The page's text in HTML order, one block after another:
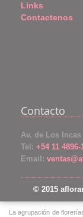
Links
Contactenos
Contacto
Av. de Los
Tel: +54 11 4896-
Email:
© 2015
La agrupación de